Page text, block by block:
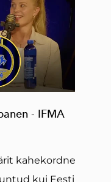
- IFMA
kahekordne
kui Eesti